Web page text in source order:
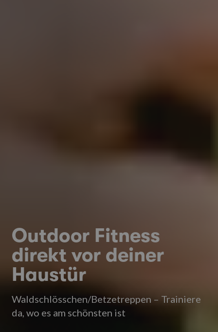
Outdoor Fitness
direkt vor deiner
Haustür
Waldschlösschen/Betzetreppen – Trainiere
da, wo es am schönsten ist